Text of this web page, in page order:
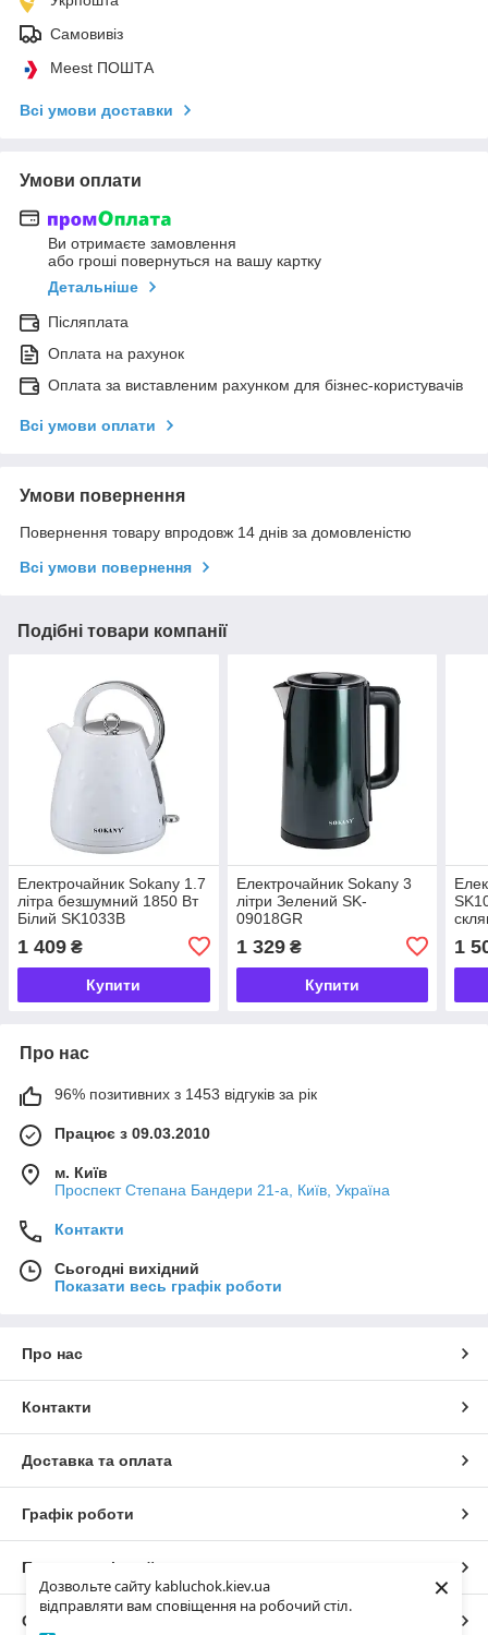
Дозвольте сайту kabluchok.kiev.ua
відправляти вам сповіщення на робочий стіл.
×
Самовивіз
Meest ПОШТА
Всі умови доставки
Умови оплати
Ви отримаєте замовлення
або гроші повернуться на вашу картку
Детальніше
Післяплата
Оплата на рахунок
Оплата за виставленим рахунком для бізнес-користувачів
Всі умови оплати
Умови повернення
Повернення товару впродовж 14 днів за домовленістю
Всі умови повернення
Подібні товари компанії
Електрочайник Sokany 1.7
літра безшумний 1850 Вт
Білий SK1033B
1 409 ₴
Купити
Електрочайник Sokany 3
літри Зелений SK-
09018GR
1 329₴
Купити
1
Про нас
96% позитивних з 1453 відгуків за рік
Працює з 09.03.2010
м. Київ
Проспект Степана Бандери 21-а, Київ, Україна
Контакти
Сьогодні вихідний
Показати весь графік роботи
Про нас
Контакти
Доставка та оплата
Графік роботи
Повна версія сайту
Сайт створено на маркетплейсі